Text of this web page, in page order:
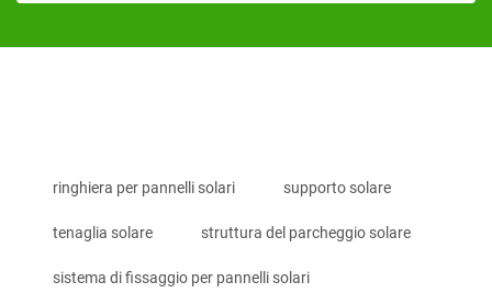
ringhiera per pannelli solari supporto solare
tenaglia solare struttura del parcheggio solare
sistema di fissaggio per pannelli solari